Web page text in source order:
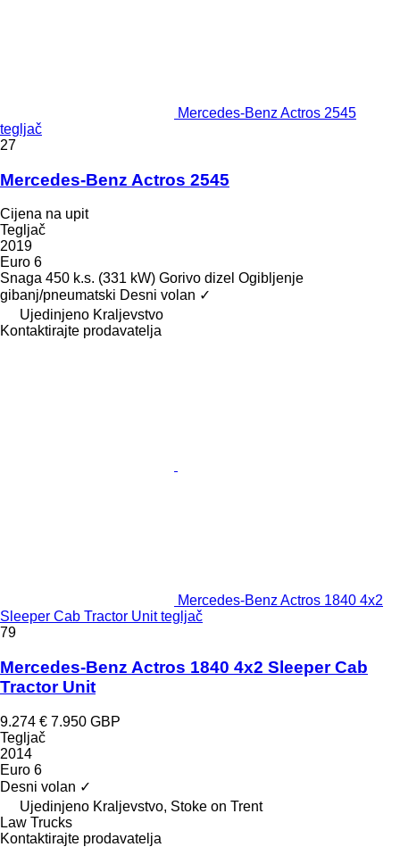
Mercedes-Benz Actros 2545
tegljač
27
Mercedes-Benz Actros 2545
Cijena na upit
Tegljač
2019
Euro 6
Snaga 450 k.s. (331 kW) Gorivo dizel Ogibljenje
gibanj/pneumatski Desni volan ✓
Ujedinjeno Kraljevstvo
Kontaktirajte prodavatelja
Mercedes-Benz Actros 1840 4x2
Sleeper Cab Tractor Unit tegljač
79
Mercedes-Benz Actros 1840 4x2 Sleeper Cab
Tractor Unit
9.274 € 7.950 GBP
Tegljač
2014
Euro 6
Desni volan ✓
Ujedinjeno Kraljevstvo, Stoke on Trent
Law Trucks
Kontaktirajte prodavatelja